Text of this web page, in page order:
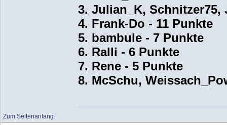
3. Julian_K, Schnitzer75,
4. Frank-Do - 11 Punkte
5. bambule - 7 Punkte
6. Ralli - 6 Punkte
7. Rene - 5 Punkte
8. McSchu,
Zum Seitenanfang